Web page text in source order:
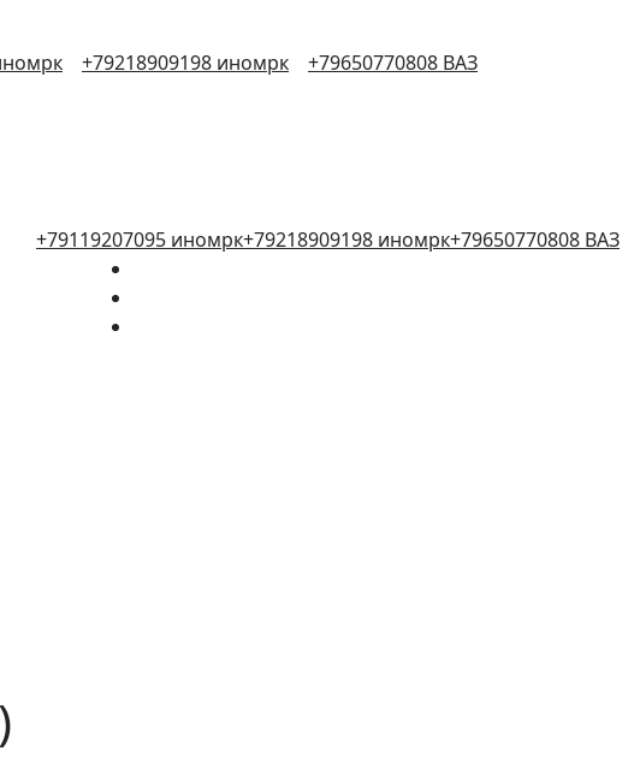
+79218909198 иномрк +79650770808 ВАЗ
+79119207095 иномрк+79218909198 иномрк+79650770808 ВАЗ